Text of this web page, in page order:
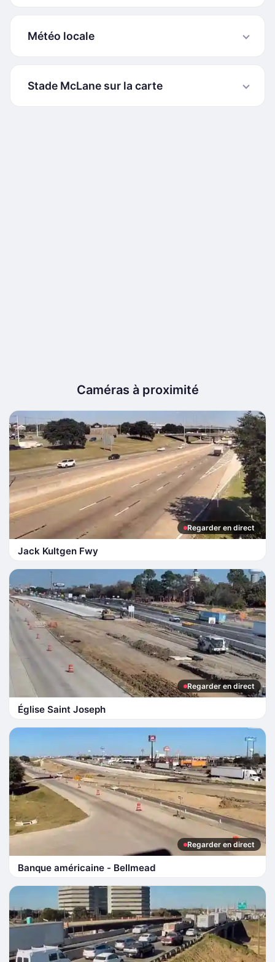
Météo locale
Stade McLane sur la carte
Caméras à proximité
Regarder en direct
Jack Kultgen Fwy
Regarder en direct
Église Saint Joseph
Regarder en direct
Banque américaine - Bellmead